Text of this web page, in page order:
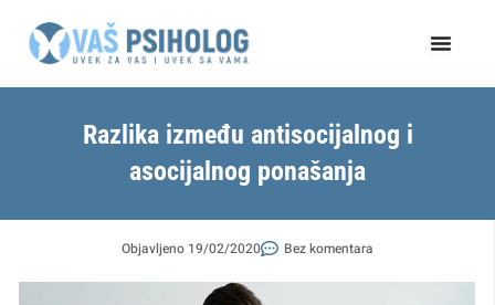
Razlika između antisocijalnog i
asocijalnog ponašanja
Objavljeno 19/02/2020 Bez komentara